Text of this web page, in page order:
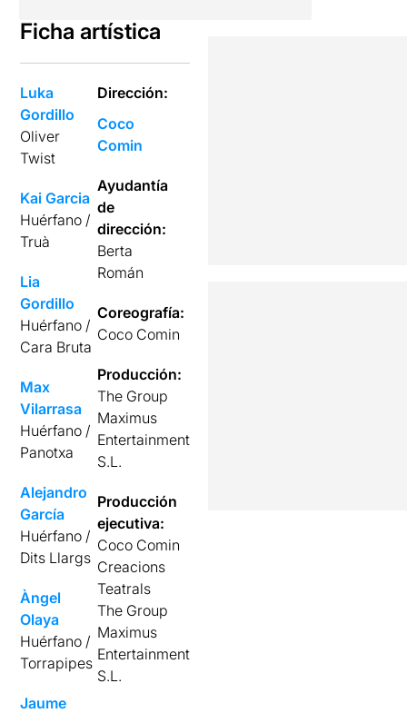
Ficha artística
Luka
Gordillo
Oliver
Twist
Kai Garcia
Huérfano /
Truà
Lia
Gordillo
Huérfano /
Cara Bruta
Max
Vilarrasa
Huérfano /
Panotxa
Alejandro
García
Huérfano /
Dits Llargs
Àngel
Olaya
Huérfano /
Torrapipes
Jaume
Dirección:
Coco
Comin
Ayudantía
de
dirección:
Berta
Román
Coreografía:
Coco Comin
Producción:
The Group
Maximus
Entertainment
S.L.
Producción
ejecutiva:
Coco Comin
Creacions
Teatrals
The Group
Maximus
Entertainment
S.L.